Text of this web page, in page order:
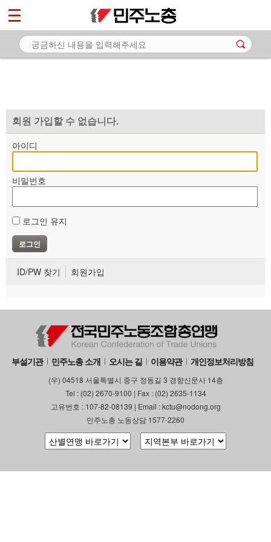
회원 가입할 수 없습니다.
아이디
비밀번호
로그인 유지
ID/PW 찾기 회원가입
부설기관 민주노총 소개 오시는 길 이용약관 개인정보처리방침
(우) 04518 서울특별시 중구 정동길 3 경향신문사 14층
Tel : (02) 2670-9100 | Fax : (02) 2635-1134
고유번호 : 107-82-08139 | Email : kctu@nodong.org
민주노총 노동상담 1577-2260
마이페이지
소개
자료
부설기관